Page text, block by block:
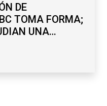
DE
TOMA FORMA;
UNA